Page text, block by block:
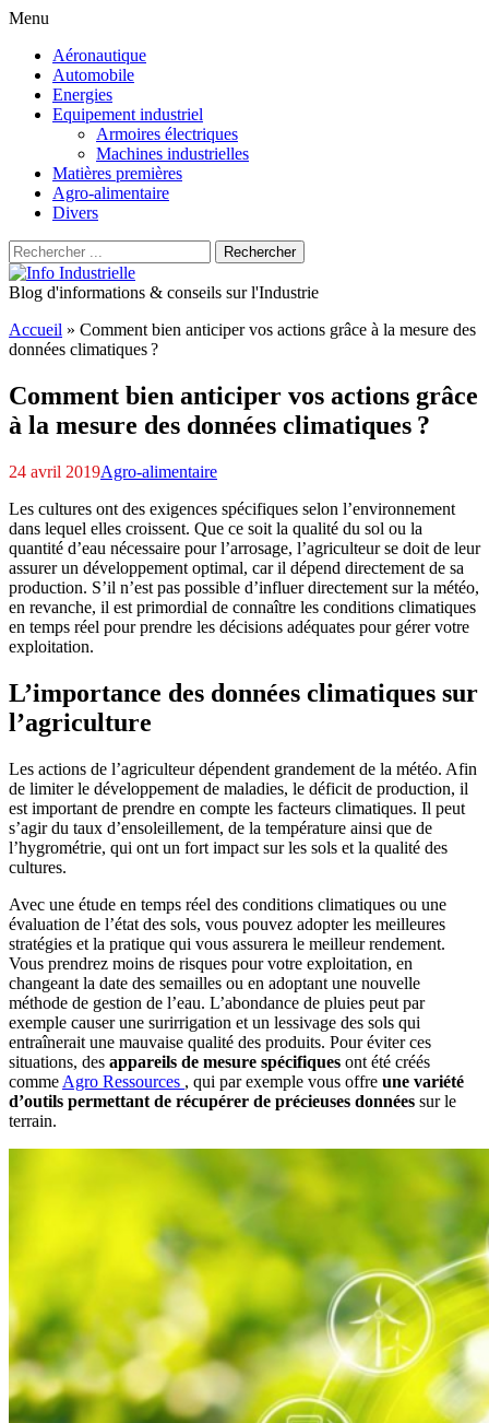
Menu
contenu
principal
Aéronautique
Automobile
Energies
Equipement industriel
Armoires électriques
Machines industrielles
Matières premières
Agro-alimentaire
Divers
Recherche
pour
:
Rechercher
Blog d'informations & conseils sur l'Industrie
Accueil » Comment bien anticiper vos actions grâce à la mesure des
données climatiques ?
Comment bien anticiper vos actions grâce
à la mesure des données climatiques ?
24 avril 2019Agro-alimentaire
Les cultures ont des exigences spécifiques selon l’environnement
dans lequel elles croissent. Que ce soit la qualité du sol ou la
quantité d’eau nécessaire pour l’arrosage, l’agriculteur se doit de leur
assurer un développement optimal, car il dépend directement de sa
production. S’il n’est pas possible d’influer directement sur la météo,
en revanche, il est primordial de connaître les conditions climatiques
en temps réel pour prendre les décisions adéquates pour gérer votre
exploitation.
L’importance des données climatiques sur
l’agriculture
Les actions de l’agriculteur dépendent grandement de la météo. Afin
de limiter le développement de maladies, le déficit de production, il
est important de prendre en compte les facteurs climatiques. Il peut
s’agir du taux d’ensoleillement, de la température ainsi que de
l’hygrométrie, qui ont un fort impact sur les sols et la qualité des
cultures.
Avec une étude en temps réel des conditions climatiques ou une
évaluation de l’état des sols, vous pouvez adopter les meilleures
stratégies et la pratique qui vous assurera le meilleur rendement.
Vous prendrez moins de risques pour votre exploitation, en
changeant la date des semailles ou en adoptant une nouvelle
méthode de gestion de l’eau. L’abondance de pluies peut par
exemple causer une surirrigation et un lessivage des sols qui
entraînerait une mauvaise qualité des produits. Pour éviter ces
situations, des appareils de mesure spécifiques ont été créés
comme Agro Ressources , qui par exemple vous offre une variété
d’outils permettant de récupérer de précieuses données sur le
terrain.